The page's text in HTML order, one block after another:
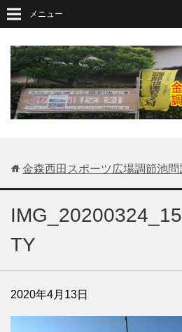
メニュー
金森西田スポーツ広場調節池問
TY
2020年4月13日